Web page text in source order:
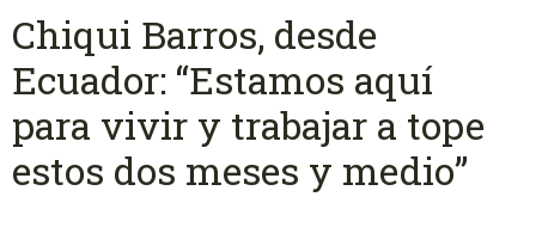
Chiqui Barros, desde
Ecuador: “Estamos aquí
para vivir y trabajar a tope
estos dos meses y medio”